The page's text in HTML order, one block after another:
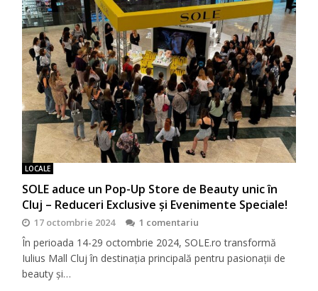
LOCALE
SOLE aduce un Pop-Up Store de Beauty unic în
Cluj – Reduceri Exclusive și Evenimente Speciale!
17 octombrie 2024 1 comentariu
În perioada 14-29 octombrie 2024, SOLE.ro transformă
Iulius Mall Cluj în destinația principală pentru pasionații de
beauty și…